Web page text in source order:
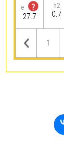
e
?
27.7
h2
0.7